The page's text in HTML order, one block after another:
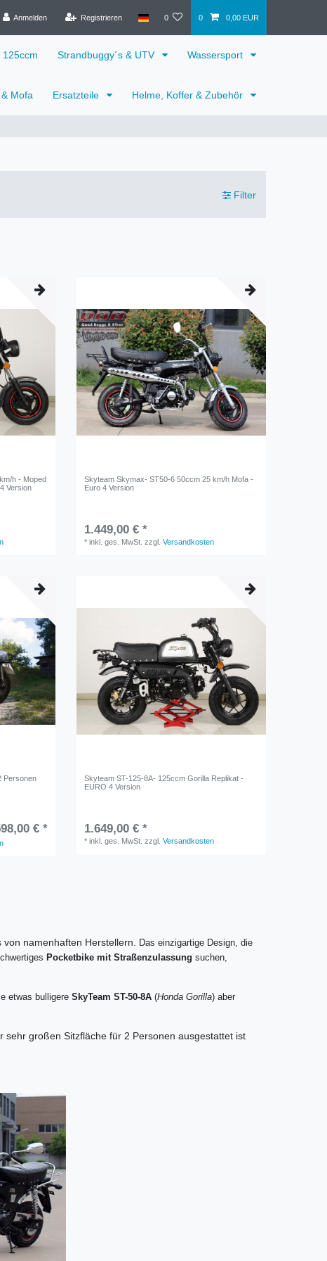
Anmelden Registrieren 0 0 0,00 EUR
Strandbuggy´s & UTV Wassersport
Mofa Ersatzteile Helme, Koffer & Zubehör
Filter
h - Moped
Version
Skyteam Skymax- ST50-6 50ccm 25 km/h Mofa -
Euro 4 Version
1.449,00 € *
*inkl. ges. MwSt. zzgl.Versandkosten
Personen
€ *
Skyteam ST-125-8A- 125ccm Gorilla Replikat -
EURO 4 Version
1.649,00 € *
*inkl. ges. MwSt. zzgl.Versandkosten
namenhaften Herstellern. Das einzigartige Design, die
Pocketbike mit Straßenzulassung suchen,
etwas bulligere SkyTeam ST-50-8A (Honda Gorilla) aber
sehr großen Sitzfläche für 2 Personen ausgestattet ist